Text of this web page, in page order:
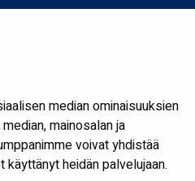
median ominaisuuksien
mainosalan ja
voivat yhdistää
käyttänyt heidän palvelujaan.
Näytä evästeasetukseni